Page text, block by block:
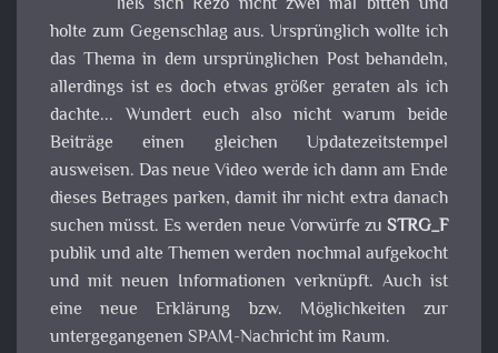
holte zum Gegenschlag aus. Ursprünglich wollte ich
das Thema in dem ursprünglichen Post behandeln,
allerdings ist es doch etwas größer geraten als ich
dachte... Wundert euch also nicht warum beide
Beiträge einen gleichen Updatezeitstempel
ausweisen. Das neue Video werde ich dann am Ende
dieses Betrages parken, damit ihr nicht extra danach
suchen müsst. Es werden neue Vorwürfe zu STRG_F
publik und alte Themen werden nochmal aufgekocht
und mit neuen Informationen verknüpft. Auch ist
eine neue Erklärung bzw. Möglichkeiten zur
untergegangenen SPAM-Nachricht im Raum.